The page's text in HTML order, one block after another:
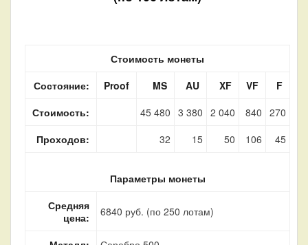
Стоимость монеты
Состояние:
Proof MS AU XF VF
F
Стоимость:
45 480 3 380 2 040 840 270
Проходов:
32 15 50 106 45
Параметры монеты
Средняя
цена:
6840 руб. (по 250 лотам)